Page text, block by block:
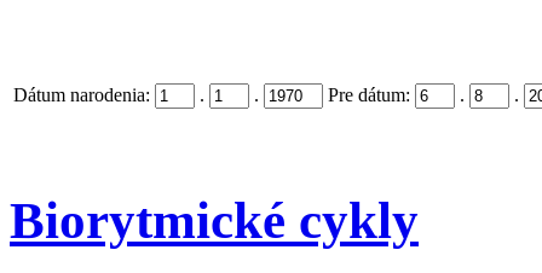
Dátum narodenia: . . Pre dátum: . .
Biorytmické cykly